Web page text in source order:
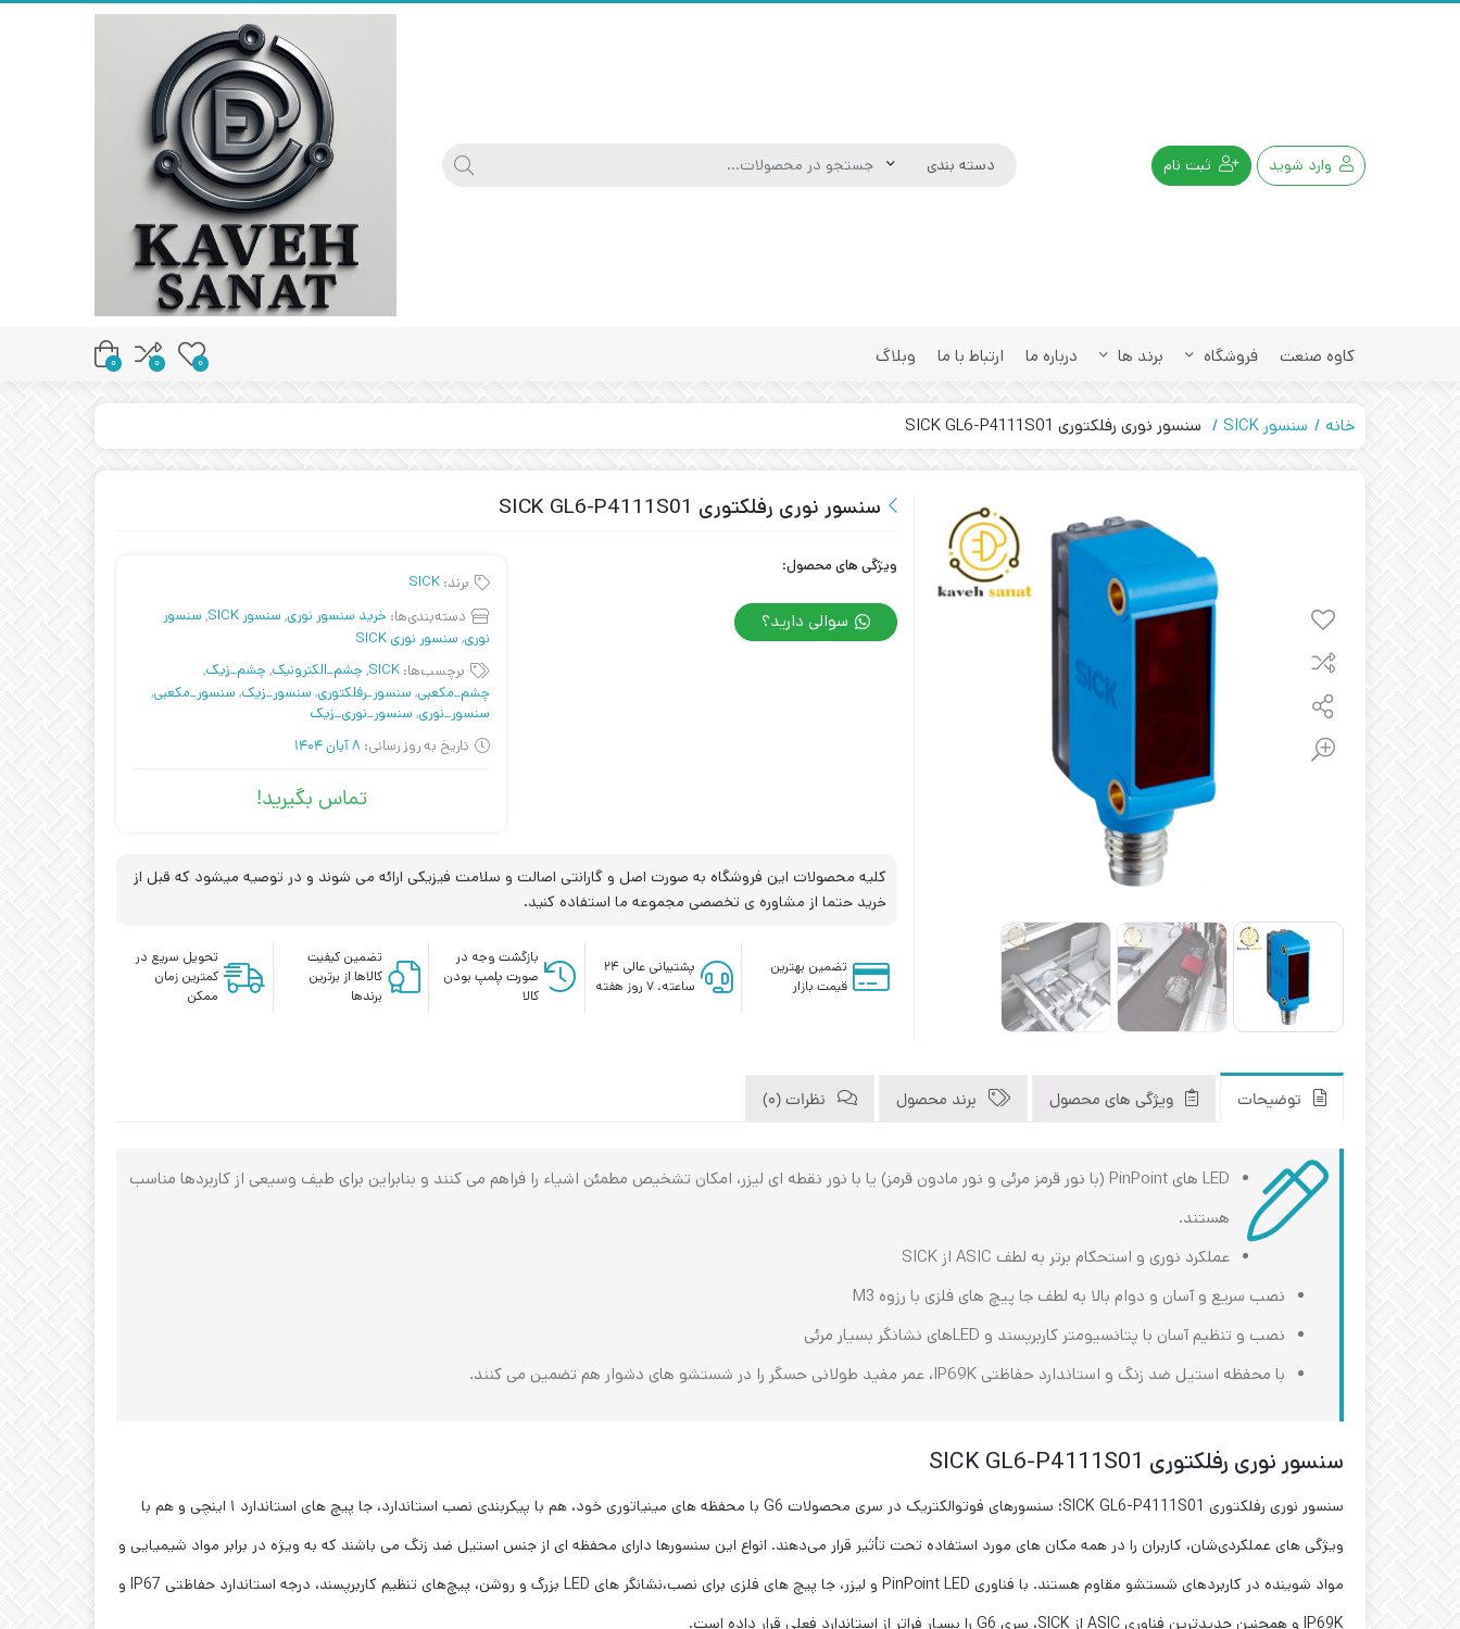
وارد شوید ثبت نام
کاوه صنعت فروشگاه برند ها درباره ما ارتباط با ما وبلاگ 0
0
0
خانه سنسور SICK سنسور نوری رفلکتوری SICK GL6-P4111S01
سنسور نوری رفلکتوری SICK GL6-P4111S01
ویژگی های محصول:
سوالی دارید؟
برند: SICK
دسته‌بندی‌ها: خرید سنسور نوری, سنسور SICK , سنسور
نوری, سنسور نوری SICK
برچسب‌ها: SICK
, چشم_الکترونیک, چشم_زیک,
چشم_مکعبی, سنسور_رفلکتوری, سنسور_زیک, سنسور_مکعبی,
سنسور_نوری, سنسور_نوری_زیک
تاریخ به روز رسانی: 8 آبان 1404
تماس بگیرید!
کلیه محصولات این فروشگاه به صورت اصل و گارانتی اصالت و سلامت فیزیکی ارائه می شوند و در توصیه میشود که قبل از
خرید حتما از مشاوره ی تخصصی مجموعه ما استفاده کنید.
تضمین بهترین
قیمت بازار
پشتیبانی عالی ۲۴
ساعته، ۷ روز هفته
بازگشت وجه در
صورت پلمپ بودن
کالا
تضمین کیفیت
کالاها از برترین
برندها
تحویل سریع در
کمترین زمان
ممکن
توضیحات ویژگی های محصول برند محصول نظرات (0)
LED های PinPoint (با نور قرمز مرئی و نور مادون قرمز) یا با نور نقطه‌ ای لیزر، امکان تشخیص مطمئن اشیاء را فراهم می‌ کنند و بنابراین برای طیف وسیعی از کاربردها مناسب
هستند.
عملکرد نوری و استحکام برتر به لطف ASIC از SICK
نصب سریع و آسان و دوام بالا به لطف جا پیچ های فلزی با رزوه M3
نصب و تنظیم آسان با پتانسیومتر کاربرپسند و LEDهای نشانگر بسیار مرئی
با محفظه استیل ضد زنگ و استاندارد حفاظتی IP69K، عمر مفید طولانی حسگر را در شستشو های دشوار هم تضمین می‌ کنند.
سنسور نوری رفلکتوری SICK GL6-P4111S01
سنسور نوری رفلکتوری SICK GL6-P4111S01؛ سنسورهای فوتوالکتریک در سری محصولات G6 با محفظه‌ های مینیاتوری خود، هم با پیکربندی نصب استاندارد، جا پیچ های استاندارد ۱ اینچی و هم با
ویژگی‌ های عملکردی‌شان، کاربران را در همه مکان های مورد استفاده تحت تأثیر قرار می‌دهند. انواع این سنسورها دارای محفظه ای از جنس استیل ضد زنگ می باشند که به ویژه در برابر مواد شیمیایی و
مواد شوینده در کاربردهای شستشو مقاوم هستند. با فناوری PinPoint LED و لیزر، جا پیچ های فلزی برای نصب،نشانگر های LED بزرگ و روشن، پیچ‌های تنظیم کاربرپسند، درجه استاندارد حفاظتی IP67 و
IP69K و همچنین جدیدترین فناوری ASIC از SICK، سری G6 را بسیار فراتر از استاندارد فعلی قرار داده است.